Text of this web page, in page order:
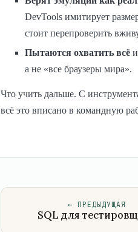
DevTools имитирует
стоит перепроверить
Пытаются охватить всё
а не «все браузеры мира».
Что учить дальше. С
всё это вписано в командную
← ПРЕДЫДУЩАЯ
SQL для